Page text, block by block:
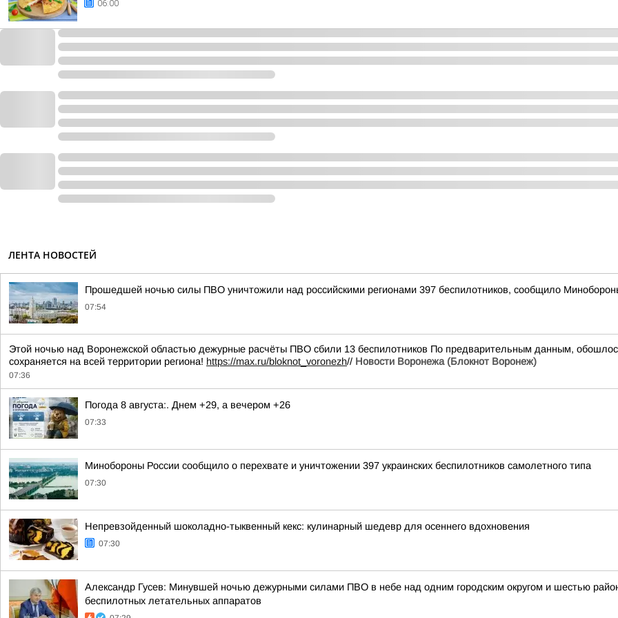
06:00
ЛЕНТА НОВОСТЕЙ
Прошедшей ночью силы ПВО уничтожили над российскими регионами 397 беспилотников, сообщило
07:54
Этой ночью над Воронежской областью дежурные расчёты ПВО сбили 13 беспилотников По предварительным данным,
сохраняется на всей территории региона! https://max.ru/bloknot_voronezh// Новости Воронежа (Блокнот Воронеж)
07:36
Погода 8 августа:. Днем +29, а вечером +26
07:33
Минобороны России сообщило о перехвате и уничтожении 397 украинских беспилотников самолетного типа
07:30
Непревзойденный шоколадно-тыквенный кекс: кулинарный шедевр для осеннего вдохновения
07:30
Александр Гусев: Минувшей ночью дежурными силами ПВО в небе над одним городским округом и шестью
беспилотных летательных аппаратов